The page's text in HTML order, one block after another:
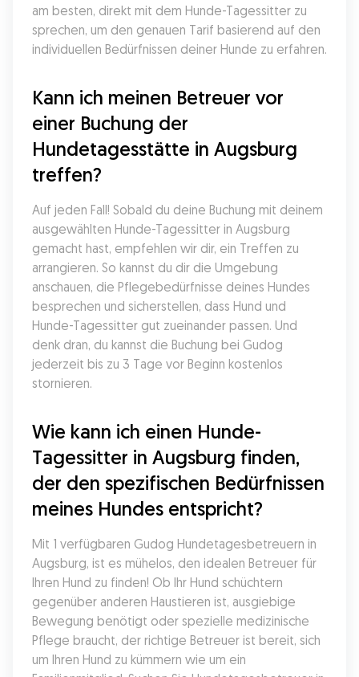
am besten, direkt mit dem Hunde-Tagessitter zu
sprechen, um den genauen Tarif basierend auf den
individuellen Bedürfnissen deiner Hunde zu erfahren.
Kann ich meinen Betreuer vor
einer Buchung der
Hundetagesstätte in Augsburg
treffen?
Auf jeden Fall! Sobald du deine Buchung mit deinem
ausgewählten Hunde-Tagessitter in Augsburg
gemacht hast, empfehlen wir dir, ein Treffen zu
arrangieren. So kannst du dir die Umgebung
anschauen, die Pflegebedürfnisse deines Hundes
besprechen und sicherstellen, dass Hund und
Hunde-Tagessitter gut zueinander passen. Und
denk dran, du kannst die Buchung bei Gudog
jederzeit bis zu 3 Tage vor Beginn kostenlos
stornieren.
Wie kann ich einen Hunde-
Tagessitter in Augsburg finden,
der den spezifischen Bedürfnissen
meines Hundes entspricht?
Mit 1 verfügbaren Gudog Hundetagesbetreuern in
Augsburg, ist es mühelos, den idealen Betreuer für
Ihren Hund zu finden! Ob Ihr Hund schüchtern
gegenüber anderen Haustieren ist, ausgiebige
Bewegung benötigt oder spezielle medizinische
Pflege braucht, der richtige Betreuer ist bereit, sich
um Ihren Hund zu kümmern wie um ein